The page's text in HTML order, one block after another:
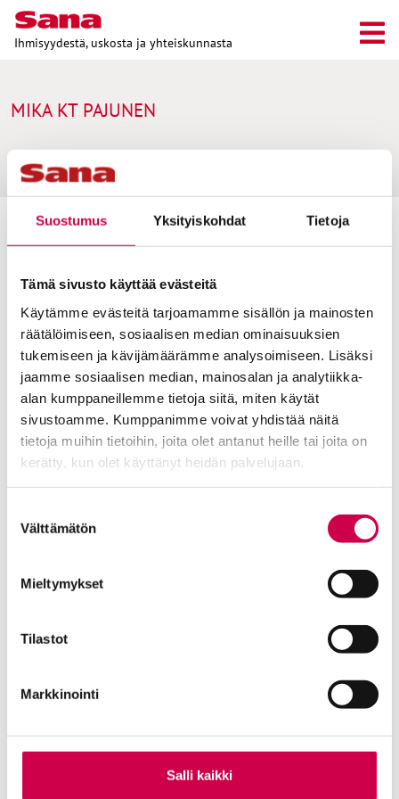
Suostumus Yksityiskohdat Tietoja
Tämä sivusto käyttää evästeitä
Käytämme evästeitä tarjoamamme sisällön ja mainosten
räätälöimiseen, sosiaalisen median ominaisuuksien
tukemiseen ja kävijämäärämme analysoimiseen. Lisäksi
jaamme sosiaalisen median, mainosalan ja analytiikka-
alan kumppaneillemme tietoja siitä, miten käytät
sivustoamme. Kumppanimme voivat yhdistää näitä
tietoja muihin tietoihin, joita olet antanut heille tai joita on
kerätty, kun olet käyttänyt heidän palvelujaan.
valinta
Välttämätön
Mieltymykset
Tilastot
Markkinointi
Salli kaikki
Ihmisyydestä, uskosta ja yhteiskunnasta
MIKA KT PAJUNEN
Toimitus
Yhteystiedot
Postiosoite
PL 48, 08101 LOHJA
Kust
antaja ja j ulkaisija Kansan Raamattuseuran Säätiö sr
Tilaajapalvelu
Sana-lehden kampanjat
Kestotilaajan edut
Tilaajapalvelu
Ole meihin yhteydessä
Lähetä juttuvinkki
Palaute toimitukselle